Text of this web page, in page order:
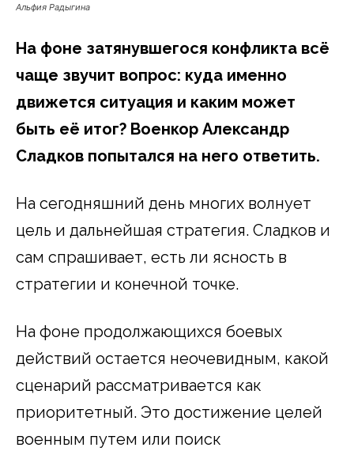
Альфия Радыгина
На фоне затянувшегося конфликта всё
чаще звучит вопрос: куда именно
движется ситуация и каким может
быть её итог? Военкор Александр
Сладков попытался на него ответить.
На сегодняшний день многих волнует
цель и дальнейшая стратегия. Сладков и
сам спрашивает, есть ли ясность в
стратегии и конечной точке.
На фоне продолжающихся боевых
действий остается неочевидным, какой
сценарий рассматривается как
приоритетный. Это достижение целей
военным путем или поиск